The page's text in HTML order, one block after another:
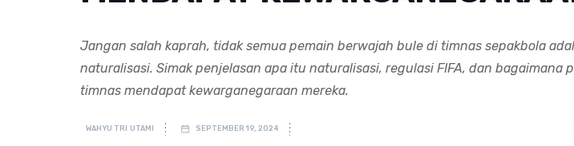
Jangan salah kaprah, tidak semua pemain berwajah bule di timnas sepakbola
naturalisasi. Simak penjelasan apa itu naturalisasi, regulasi FIFA, dan bagaimana
timnas mendapat kewarganegaraan mereka.
WAHYU TRI UTAMI SEPTEMBER 19, 2024